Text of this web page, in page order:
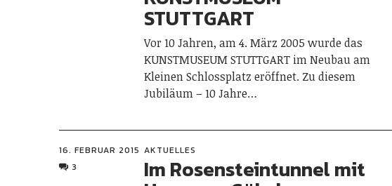
STUTTGART
Vor 10 Jahren, am 4. März 2005 wurde das
KUNSTMUSEUM STUTTGART im Neubau am
Kleinen Schlossplatz eröffnet. Zu diesem
Jubiläum – 10 Jahre…
16. FEBRUAR 2015
3
AKTUELLES
Im Rosensteintunnel mit